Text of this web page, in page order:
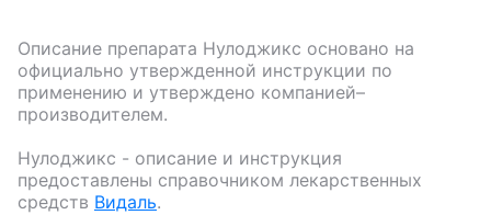
Описание препарата Нулоджикс основано на
официально утвержденной инструкции по
применению и утверждено компанией–
производителем.
Нулоджикс - описание и инструкция
предоставлены справочником лекарственных
средств Видаль.